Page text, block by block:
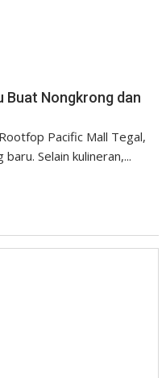
Buat Nongkrong dan
Pacific Mall Tegal,
Selain kulineran,...